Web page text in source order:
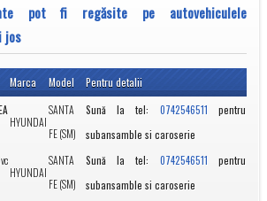
pot fi regăsite pe autovehiculele
jos
Marca Model
Pentru detalii
HYUNDAI
SANTA
FE (SM)
Sună la tel: 0742546511 pentru
subansamble si caroserie
HYUNDAI
SANTA
FE (SM)
Sună la tel: 0742546511 pentru
subansamble si caroserie